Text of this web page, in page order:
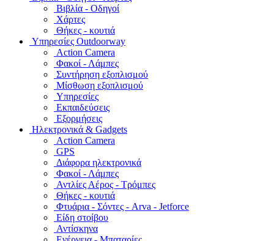
Βιβλία - Οδηγοί
Χάρτες
Θήκες - κουτιά
Υπηρεσίες Outdoorway
Action Camera
Φακοί - Λάμπες
Συντήρηση εξοπλισμού
Μίσθωση εξοπλισμού
Υπηρεσίες
Εκπαιδεύσεις
Εξορμήσεις
Ηλεκτρονικά & Gadgets
Action Camera
GPS
Διάφορα ηλεκτρονικά
Φακοί - Λάμπες
Αντλίες Αέρος - Τρόμπες
Θήκες - κουτιά
Φτυάρια - Σόντες - Arva - Jetforce
Είδη στοίβου
Αντίσκηνα